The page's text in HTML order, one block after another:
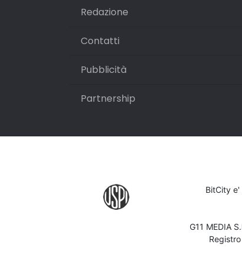
Redazione
Contatti
Pubblicità
Partnership
BitCity
G11 MEDIA